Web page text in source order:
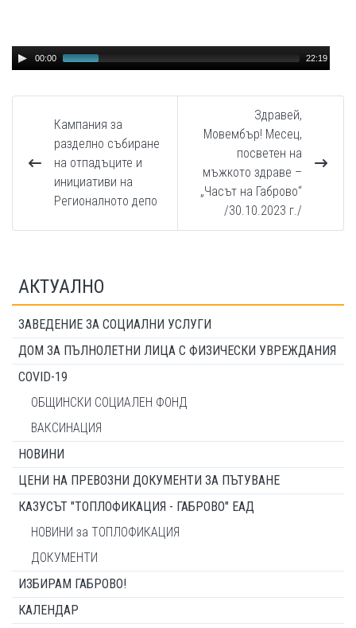
Audio
Player
00:00 22:19
Кампания за
разделно събиране
на отпадъците и
инициативи на
Регионалното депо
Здравей,
Мовембър! Месец,
посветен на
мъжкото здраве –
„Часът на Габрово“
/30.10.2023 г./
АКТУАЛНО
ЗАВЕДЕНИЕ ЗА СОЦИАЛНИ УСЛУГИ
ДОМ ЗА ПЪЛНОЛЕТНИ ЛИЦА С ФИЗИЧЕСКИ УВРЕЖДАНИЯ
COVID-19
ОБЩИНСКИ СОЦИАЛЕН ФОНД
ВАКСИНАЦИЯ
НОВИНИ
ЦЕНИ НА ПРЕВОЗНИ ДОКУМЕНТИ ЗА ПЪТУВАНЕ
КАЗУСЪТ "ТОПЛОФИКАЦИЯ - ГАБРОВО" ЕАД
НОВИНИ за ТОПЛОФИКАЦИЯ
ДОКУМЕНТИ
ИЗБИРАМ ГАБРОВО!
КАЛЕНДАР